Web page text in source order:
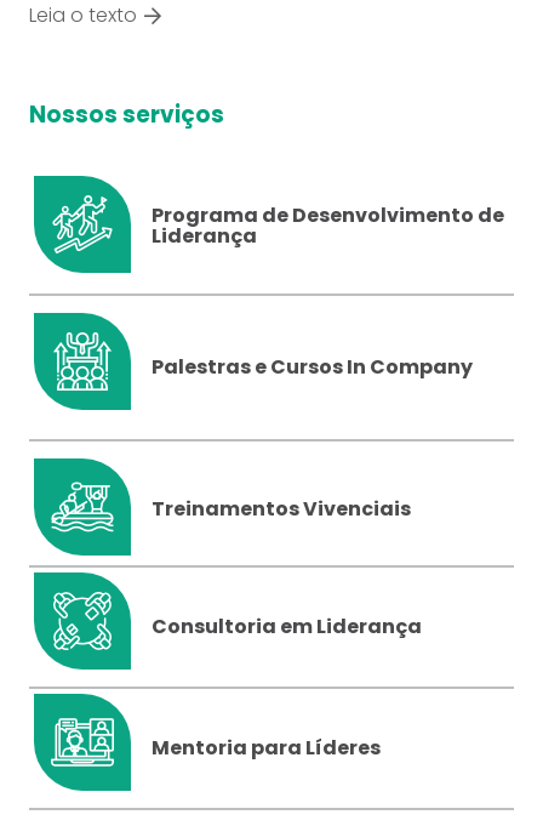
Leia o texto
Nossos serviços
Programa de Desenvolvimento de
Liderança
Palestras e Cursos In Company
Treinamentos Vivenciais
Consultoria em Liderança
Mentoria para Líderes